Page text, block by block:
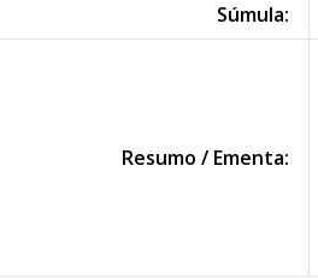
Súmula:
Resumo / Ementa: